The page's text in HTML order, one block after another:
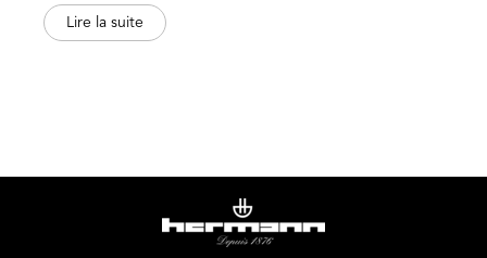
ont suivi, est la nécessité éthique et politique de la guerre.
La Shoah a été « possible » parce qu'à un moment de
Dans cet essai, Michael Bar-Zvi, philosophe et ancien
militaire, se fonde sur l'expérience de la déportation vécue
par son père et sur son histoire personnelle pour montrer
que la guerre, dans certaines circonstances et sous
Lire la suite